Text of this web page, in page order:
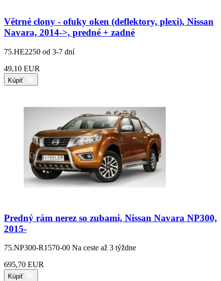
Větrné clony - ofuky oken (deflektory, plexi), Nissan
Navara, 2014->, predné + zadné
75.HE2250 od 3-7 dní
49,10 EUR
Kúpiť
Predný rám nerez so zubami, Nissan Navara NP300,
2015-
75.NP300-R1570-00 Na ceste až 3 týždne
695,70 EUR
Kúpiť